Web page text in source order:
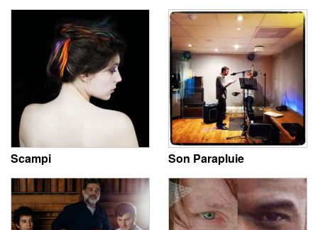
Scampi Son Parapluie